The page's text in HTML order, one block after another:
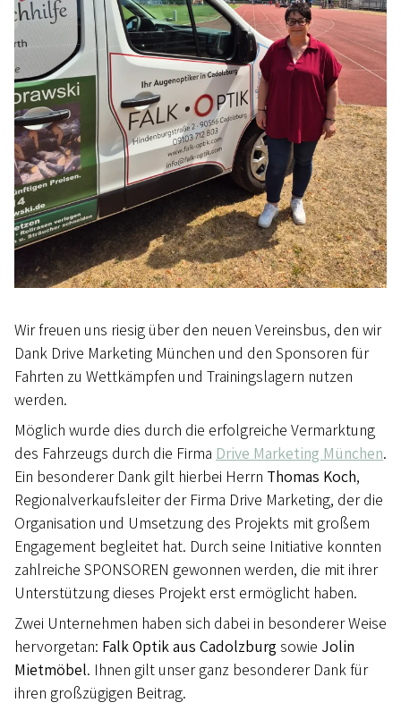
Wir freuen uns riesig über den neuen Vereinsbus, den wir
Dank Drive Marketing München und den Sponsoren für
Fahrten zu Wettkämpfen und Trainingslagern nutzen
werden.
Möglich wurde dies durch die erfolgreiche Vermarktung
des Fahrzeugs durch die Firma Drive Marketing München.
Ein besonderer Dank gilt hierbei Herrn Thomas Koch,
Regionalverkaufsleiter der Firma Drive Marketing, der die
Organisation und Umsetzung des Projekts mit großem
Engagement begleitet hat. Durch seine Initiative konnten
zahlreiche SPONSOREN gewonnen werden, die mit ihrer
Unterstützung dieses Projekt erst ermöglicht haben.
Zwei Unternehmen haben sich dabei in besonderer Weise
hervorgetan: Falk Optik aus Cadolzburg sowie Jolin
Mietmöbel. Ihnen gilt unser ganz besonderer Dank für
ihren großzügigen Beitrag.